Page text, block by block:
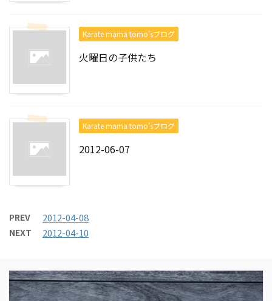
Karate mama tomo’sブログ
火曜日の子供たち
Karate mama tomo’sブログ
2012-06-07
PREV 2012-04-08
NEXT 2012-04-10